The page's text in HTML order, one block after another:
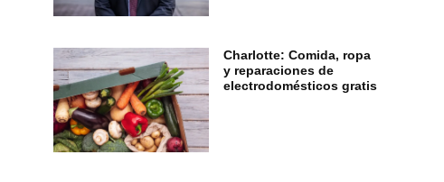
Charlotte: Comida, ropa
y reparaciones de
electrodomésticos gratis